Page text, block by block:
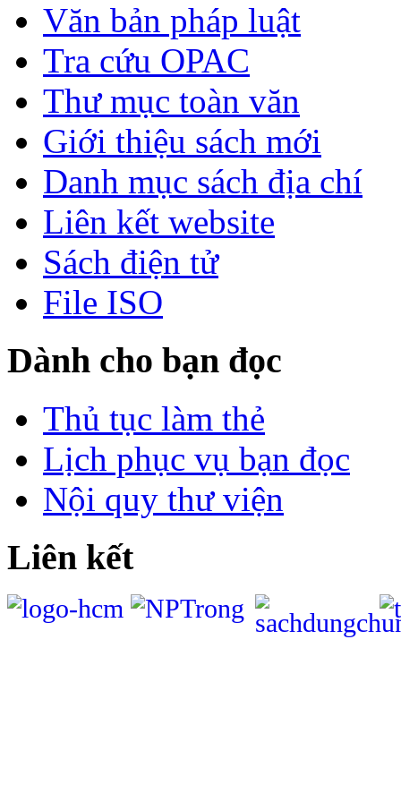
Văn bản pháp luật
Tra cứu OPAC
Thư mục toàn văn
Giới thiệu sách mới
Danh mục sách địa chí
Liên kết website
Sách điện tử
File ISO
Dành cho bạn đọc
Thủ tục làm thẻ
Lịch phục vụ bạn đọc
Nội quy thư viện
Liên kết